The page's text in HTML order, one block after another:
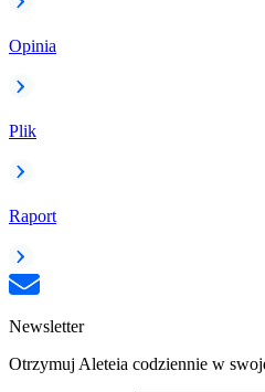
Opinia
Plik
Raport
Newsletter
Otrzymuj Aleteia codziennie w